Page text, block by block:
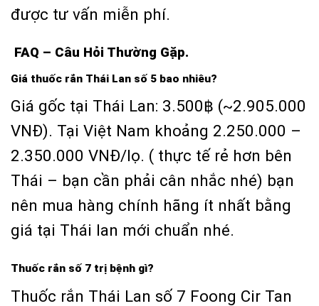
được tư vấn miễn phí.
FAQ – Câu Hỏi Thường Gặp.
Giá thuốc rắn Thái Lan số 5 bao nhiêu?
Giá gốc tại Thái Lan: 3.500฿ (~2.905.000
VNĐ). Tại Việt Nam khoảng 2.250.000 –
2.350.000 VNĐ/lọ. ( thực tế rẻ hơn bên
Thái – bạn cần phải cân nhắc nhé) bạn
nên mua hàng chính hãng ít nhất bằng
giá tại Thái lan mới chuẩn nhé.
Thuốc rắn số 7 trị bệnh gì?
Thuốc rắn Thái Lan số 7 Foong Cir Tan